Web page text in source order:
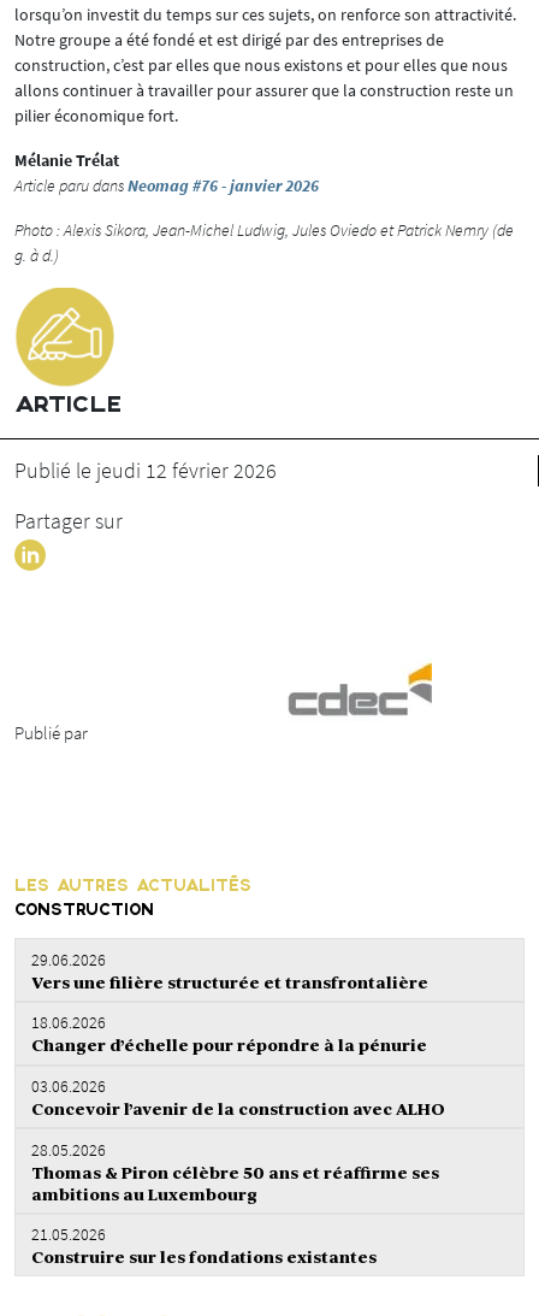
lorsqu’on investit du temps sur ces sujets, on renforce son attractivité.
Notre groupe a été fondé et est dirigé par des entreprises de
construction, c’est par elles que nous existons et pour elles que nous
allons continuer à travailler pour assurer que la construction reste un
pilier économique fort.
Mélanie Trélat
Article paru dansNeomag #76 - janvier 2026
Photo : Alexis Sikora, Jean-Michel Ludwig, Jules Oviedo et Patrick Nemry (de
g. à d.)
ARTICLE
Publié le jeudi 12 février 2026
Partager sur
Publié par
LES AUTRES ACTUALITÉS
CONSTRUCTION
29.06.2026
Vers une filière structurée et transfrontalière
18.06.2026
Changer d’échelle pour répondre à la pénurie
03.06.2026
Concevoir l’avenir de la construction avec ALHO
28.05.2026
Thomas & Piron célèbre 50 ans et réaffirme ses
ambitions au Luxembourg
21.05.2026
Construire sur les fondations existantes